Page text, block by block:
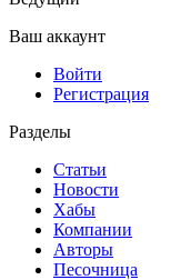
Ваш аккаунт
Войти
Регистрация
Разделы
Статьи
Новости
Хабы
Компании
Авторы
Песочница